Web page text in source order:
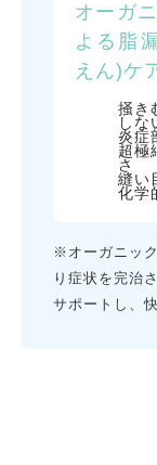
オーガ
よる脂
えん)ケ
掻き
しな
炎症
超極
さ
縫い
化学
※オーガニッ
り症状を完治
サポートし、